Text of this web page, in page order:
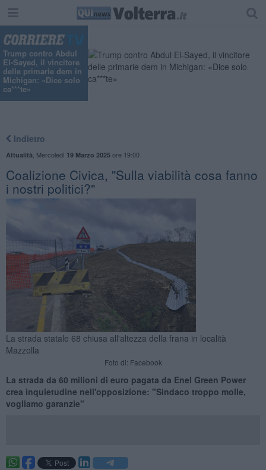
Trump contro Abdul
El-Sayed, il vincitore
delle primarie dem in
Michigan: «Dice solo
ca***te»
Indietro
Attualità Mercoledì 19 Marzo 2025ore 19:00
Coalizione Civica, "Sulla viabilità cosa fanno
i nostri politici?"
La strada statale 68 chiusa all'altezza della frana in località
Mazzolla
Foto di: Facebook
La strada da 60 milioni di euro pagata da Enel Green Power
crea inquietudine nell'opposizione: "Sindaco troppo molle,
vogliamo garanzie"